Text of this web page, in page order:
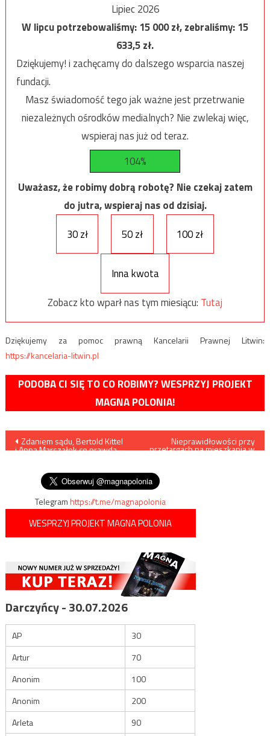
Lipiec 2026
W lipcu potrzebowaliśmy:15 000zł, zebraliśmy:15
633,5zł.
Dziękujemy! i zachęcamy do dalszego wsparcia naszej
fundacji.
Masz świadomość tego jak ważne jest przetrwanie
niezależnych ośrodków medialnych? Nie zwlekaj więc,
wspieraj nas już od teraz.
104%
Uważasz, że robimy dobrą robotę? Nie czekaj zatem
do jutra, wspieraj nas od dzisiaj.
30 zł
50 zł 100 zł
Inna kwota
Zobacz kto wparł nas tym miesiącu: Tutaj
Dziękujemy za pomoc prawną Kancelarii Prawnej Litwin:
https://kancelaria-litwin.pl
PODOBA CI SIĘ TO CO ROBIMY? WESPRZYJ PROJEKT
MAGNA POLONIA!
Nawigacja
Zdaniem sądu, Bertold Kittel
i Anna Marszałek co prawda
Nieprawidłowości przy
przetargach na mieszkania w
Telegramhttps://t.me/magnapolonia
WESPRZYJ PROJEKT MAGNA POLONIA
Darczyńcy - 30.07.2026
AP
30
Artur
70
Anonim
100
Anonim
200
Arleta
90